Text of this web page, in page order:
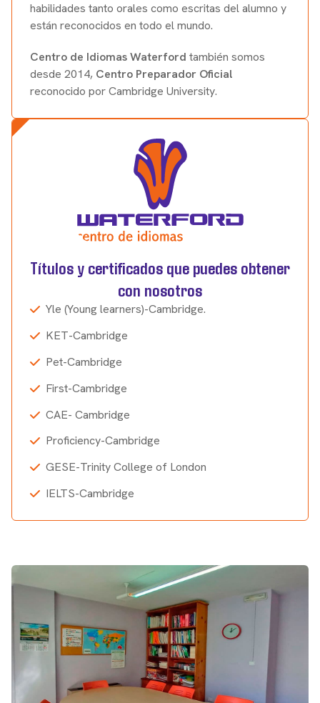
habilidades tanto orales como escritas del alumno y
están reconocidos en todo el mundo.
Centro de Idiomas Waterford también somos
desde 2014, Centro Preparador Oficial
reconocido por Cambridge University.
Títulos y certificados que puedes obtener
con nosotros
Yle (Young learners)-Cambridge.
KET-Cambridge
Pet-Cambridge
First-Cambridge
CAE- Cambridge
Proficiency-Cambridge
GESE-Trinity College of London
IELTS-Cambridge